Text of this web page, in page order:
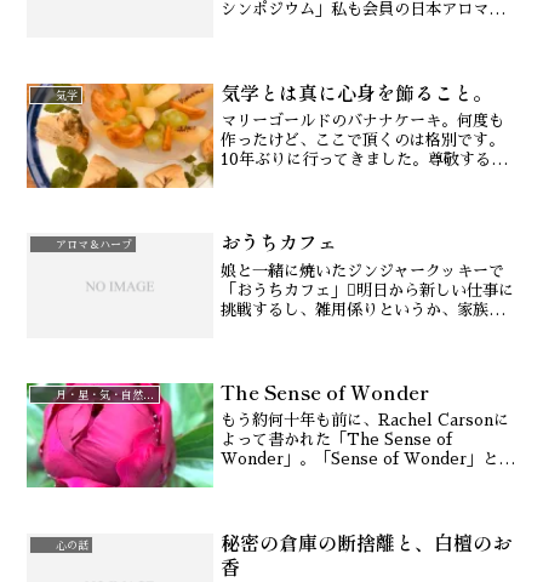
シンポジウム」私も会員の日本アロマ環
るというので、アロマもワイン...
気学 気学とは真に心身を飾ること。
マリーゴールドのバナナケーキ。何度も
作ったけど、ここで頂くのは格別です。
10年ぶりに行ってきました。尊敬するご
に10年程、こちらでア...
アロマ＆ハーブ おうちカフェ
娘と一緒に焼いたジンジャークッキーで
「おうちカフェ」明日から新しい仕事に
挑戦するし、雑用係りというか、家族の
て娘との時間を楽しみま...
月・星・気・自然治癒力 The Sense of Wonder
もう約何十年も前に、Rachel Carsonに
よって書かれた「The Sense of
Wonder」。「Sense of Wonder」と
心の話
秘密の倉庫の断捨離と、白檀のお
香